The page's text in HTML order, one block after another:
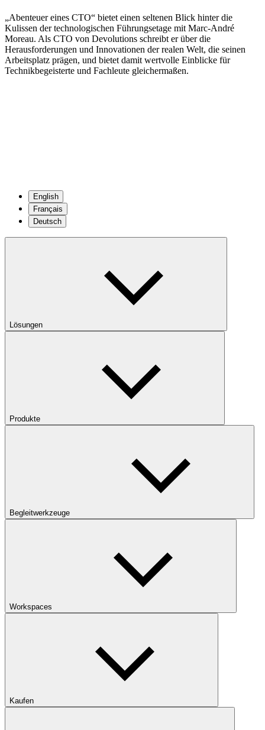
„Abenteuer eines CTO“ bietet einen seltenen Blick hinter die
Kulissen der technologischen Führungsetage mit Marc-André
Moreau. Als CTO von Devolutions schreibt er über die
Herausforderungen und Innovationen der realen Welt, die seinen
Arbeitsplatz prägen, und bietet damit wertvolle Einblicke für
Technikbegeisterte und Fachleute gleichermaßen.
English
Français
Deutsch
Lösungen
Produkte
Begleitwerkzeuge
Workspaces
Kaufen